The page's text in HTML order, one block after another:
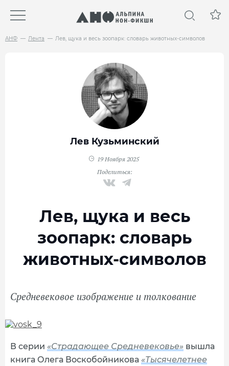
АНФ Лента Лев, щука и весь зоопарк: словарь животных-символов
Лев Кузьминский
19 Ноября 2025
Поделиться:
Лев, щука и весь
зоопарк: словарь
животных-символов
Средневековое изображение и толкование
В серии «Страдающее Средневековье» вышла
книга Олега Воскобойникова «Тысячелетнее